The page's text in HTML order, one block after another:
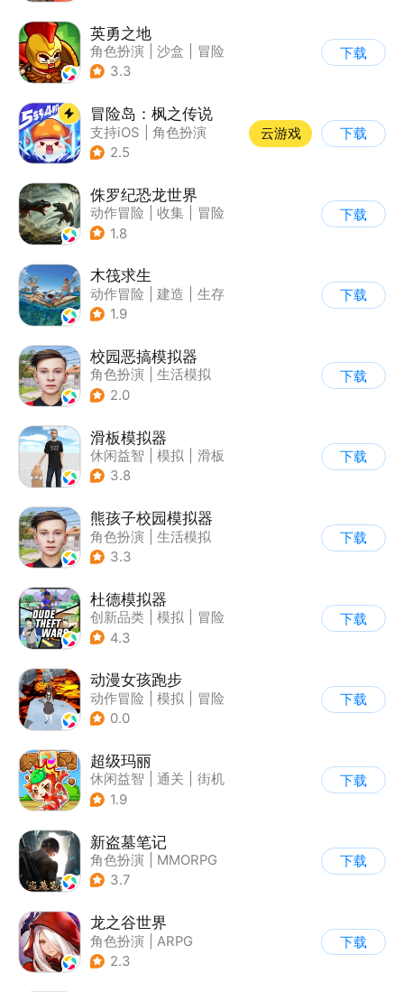
英勇之地
角色扮演 沙盒
冒险
| steam游戏
3.3
下载
冒险岛：枫之传说
支持iOS
角色扮演
| 放置
2.5
云游戏 下载
侏罗纪恐龙世界
动作冒险 收集
冒险
| 写实
1.8
下载
木筏求生
动作冒险 建造
生存
| 写实
1.9
下载
校园恶搞模拟器
角色扮演
生活模拟
| 写实
2.0
下载
滑板模拟器
休闲益智 模拟
滑板
| 卡通
3.8
下载
熊孩子校园模拟器
角色扮演
生活模拟
| 写实
3.3
下载
杜德模拟器
创新品类 模拟
冒险
| 写实
4.3
下载
动漫女孩跑步
动作冒险 模拟
冒险
| 二次元
0.0
下载
超级玛丽
休闲益智 通关
街机
| 儿童游戏
1.9
下载
新盗墓笔记
角色扮演
MMORPG
| 冒险
3.7
下载
龙之谷世界
角色扮演
ARPG
| 奇幻
2.3
下载